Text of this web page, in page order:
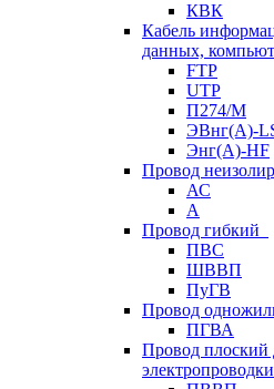
КВК
Кабель
данных,
FTP
UTP
П274/М
ЭВнг(А)-
Энг(А)-HF
Провод
АС
А
Провод гибкий
ПВС
ШВВП
ПуГВ
Провод
ПГВА
Провод плоский
электропроводки